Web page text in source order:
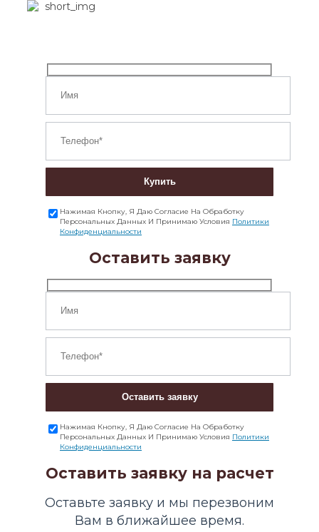
Купить
Нажимая Кнопку, Я Даю Согласие На Обработку
Персональных Данных И Принимаю Условия Политики
Конфиденциальности
Оставить заявку
Оставить заявку
Нажимая Кнопку, Я Даю Согласие На Обработку
Персональных Данных И Принимаю Условия Политики
Конфиденциальности
Оставить заявку на расчет
Оставьте заявку и мы перезвоним
Вам в ближайшее время.